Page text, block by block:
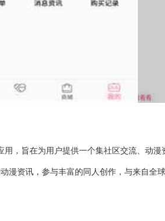
，旨在为用户提供一个集社区交流、动漫
漫资讯，参与丰富的同人创作，与来自全